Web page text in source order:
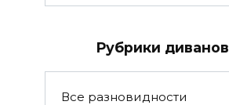
Рубрики диванов
Все разновидности